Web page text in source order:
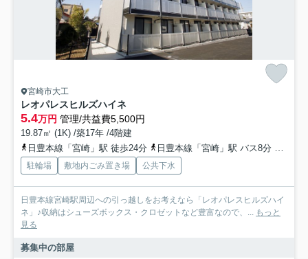
宮崎市大工
レオパレスヒルズハイネ
5.4万円 管理/共益費5,500円
19.87㎡ (1K) /築17年 /4階建
日豊本線「宮崎」駅 徒歩24分
日豊本線「宮崎」駅 バス8分 「大工町」 停歩4分
駐輪場 敷地内ごみ置き場 公共下水
日豊本線宮崎駅周辺への引っ越しをお考えなら「レオパレスヒルズハイ
ネ」♪収納はシューズボックス・クロゼットなど豊富なので、... もっと
見る
募集中の部屋